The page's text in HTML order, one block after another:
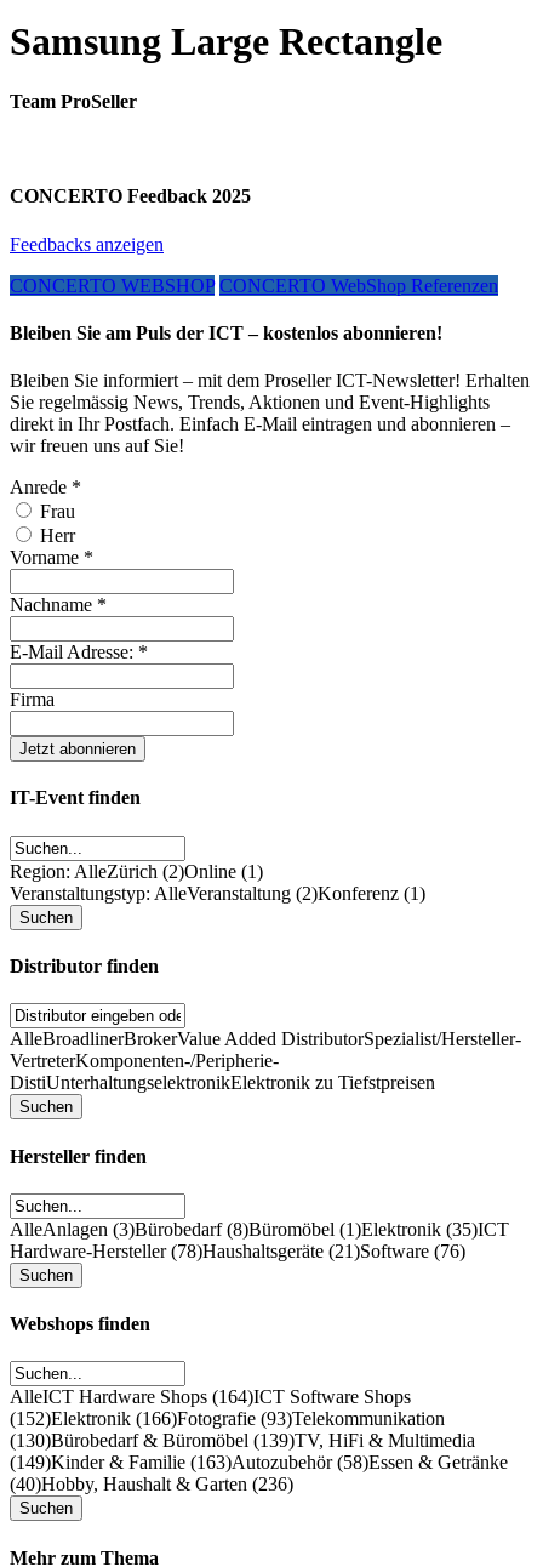
Samsung Large Rectangle
Team ProSeller
CONCERTO Feedback 2025
Feedbacks anzeigen
CONCERTO WEBSHOP CONCERTO WebShop Referenzen
Bleiben Sie am Puls der ICT – kostenlos abonnieren!
Bleiben Sie informiert – mit dem Proseller ICT-Newsletter! Erhalten
Sie regelmässig News, Trends, Aktionen und Event-Highlights
direkt in Ihr Postfach. Einfach E-Mail eintragen und abonnieren –
wir freuen uns auf Sie!
Anrede *
Frau
Herr
Vorname *
Nachname *
E-Mail Adresse: *
Firma
IT-Event finden
Region: AlleZürich (2)Online (1)
Veranstaltungstyp: AlleVeranstaltung (2)Konferenz (1)
Distributor finden
AlleBroadlinerBrokerValue Added DistributorSpezialist/Hersteller-
VertreterKomponenten-/Peripherie-
DistiUnterhaltungselektronikElektronik zu Tiefstpreisen
Hersteller finden
AlleAnlagen (3)Bürobedarf (8)Büromöbel (1)Elektronik (35)ICT
Hardware-Hersteller (78)Haushaltsgeräte (21)Software (76)
Webshops finden
AlleICT Hardware Shops (164)ICT Software Shops
(152)Elektronik (166)Fotografie (93)Telekommunikation
(130)Bürobedarf & Büromöbel (139)TV, HiFi & Multimedia
(149)Kinder & Familie (163)Autozubehör (58)Essen & Getränke
(40)Hobby, Haushalt & Garten (236)
Mehr zum Thema